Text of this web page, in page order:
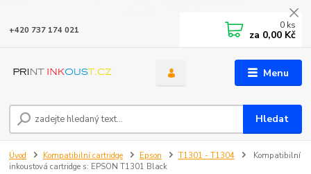
Menu
Hledat
+420 737 174 021 0 ks
za 0,00 Kč
Úvod Kompatibilní cartridge Epson T1301 - T1304
Kompatibilní
inkoustová cartridge s: EPSON T1301 Black